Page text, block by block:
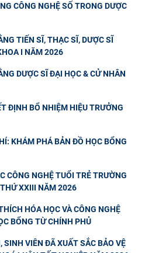
CÔNG NGHỆ SỐ TRONG DƯỢC
TIẾN SĨ, THẠC SĨ, DƯỢC SĨ
I NĂM 2026
DƯỢC SĨ ĐẠI HỌC & CỬ NHÂN
ĐỊNH BỔ NHIỆM HIỆU TRƯỞNG
KHÁM PHÁ BẢN ĐỒ HỌC BỔNG
CÔNG NGHỆ TUỔI TRẺ TRƯỜNG
XXIII NĂM 2026
HÓA HỌC VÀ CÔNG NGHỆ
BỔNG TỪ CHÍNH PHỦ
SINH VIÊN ĐÃ XUẤT SẮC BẢO VỆ